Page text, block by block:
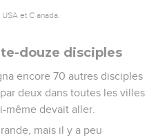
et C anada.
douze disciples
encore 70 autres disciples
deux dans toutes les villes
même devait aller.
mais il y a peu